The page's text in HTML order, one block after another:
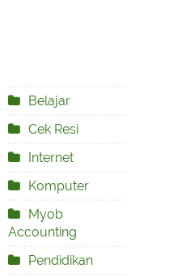
Belajar
Cek Resi
Internet
Komputer
Myob
Accounting
Pendidikan